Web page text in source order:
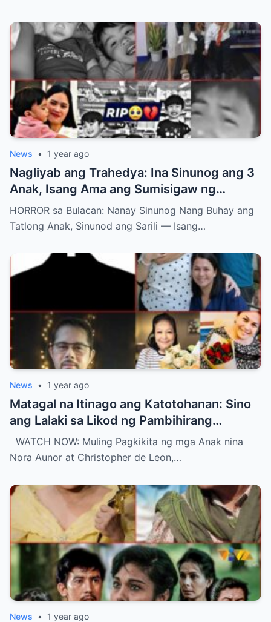
News • 1 year ago
Nagliyab ang Trahedya: Ina Sinunog ang 3
Anak, Isang Ama ang Sumisigaw ng
Hustisya – Ano ang Unang Salita Niyang
Nasambit?
HORROR sa Bulacan: Nanay Sinunog Nang Buhay ang
Tatlong Anak, Sinunod ang Sarili — Isang…
News • 1 year ago
Matagal na Itinago ang Katotohanan: Sino
ang Lalaki sa Likod ng Pambihirang
Pagsasama Muli ng mga Anak nina Ate Guy
at Christopher?
WATCH NOW: Muling Pagkikita ng mga Anak nina
Nora Aunor at Christopher de Leon,…
News • 1 year ago